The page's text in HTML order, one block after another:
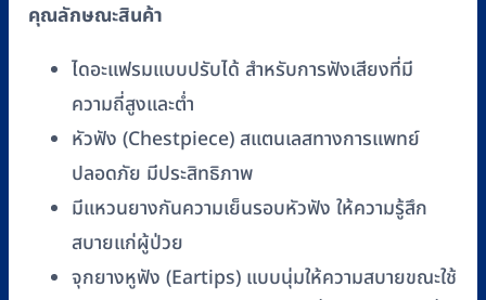
GREY
(SS-
021S-
GY)
ชิ้น
คุณลักษณะสินค้า
ไดอะแฟรมแบบปรับได้ สำหรับการฟังเสียงที่มี
ความถี่สูงและต่ำ
หัวฟัง (Chestpiece) สแตนเลสทางการแพทย์
ปลอดภัย มีประสิทธิภาพ
มีแหวนยางกันความเย็นรอบหัวฟัง ให้ความรู้สึก
สบายแก่ผู้ป่วย
จุกยางหูฟัง (Eartips) แบบนุ่มให้ความสบายขณะใช้